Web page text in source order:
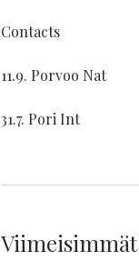
Contacts
11.9. Porvoo Nat
31.7. Pori Int